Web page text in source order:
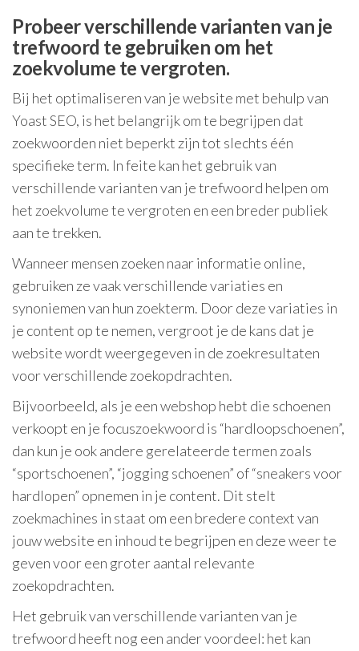
Probeer verschillende varianten van je
trefwoord te gebruiken om het
zoekvolume te vergroten.
Bij het optimaliseren van je website met behulp van
Yoast SEO, is het belangrijk om te begrijpen dat
zoekwoorden niet beperkt zijn tot slechts één
specifieke term. In feite kan het gebruik van
verschillende varianten van je trefwoord helpen om
het zoekvolume te vergroten en een breder publiek
aan te trekken.
Wanneer mensen zoeken naar informatie online,
gebruiken ze vaak verschillende variaties en
synoniemen van hun zoekterm. Door deze variaties in
je content op te nemen, vergroot je de kans dat je
website wordt weergegeven in de zoekresultaten
voor verschillende zoekopdrachten.
Bijvoorbeeld, als je een webshop hebt die schoenen
verkoopt en je focuszoekwoord is “hardloopschoenen”,
dan kun je ook andere gerelateerde termen zoals
“sportschoenen”, “jogging schoenen” of “sneakers voor
hardlopen” opnemen in je content. Dit stelt
zoekmachines in staat om een bredere context van
jouw website en inhoud te begrijpen en deze weer te
geven voor een groter aantal relevante
zoekopdrachten.
Het gebruik van verschillende varianten van je
trefwoord heeft nog een ander voordeel: het kan